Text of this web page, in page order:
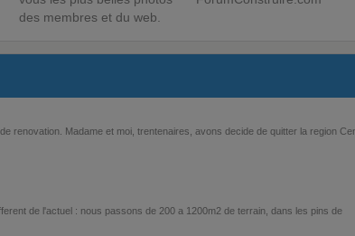
des membres et du web.
renovation. Madame et moi, trentenaires, avons decide de quitter la region
de l'actuel : nous passons de 200 a 1200m2 de terrain, dans les pins de